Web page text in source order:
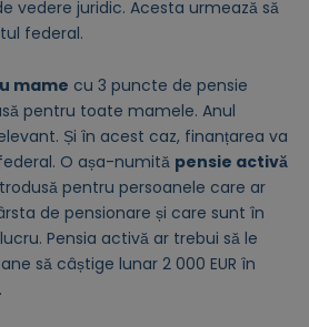
vedere juridic. Acesta urmează să
federal.
mame cu 3 puncte de pensie
pentru toate mamele. Anul
Și în acest caz, finanțarea va
O așa-numită pensie activă
pentru persoanele care ar
de pensionare și care sunt în
Pensia activă ar trebui să le
să câștige lunar 2 000 EUR în